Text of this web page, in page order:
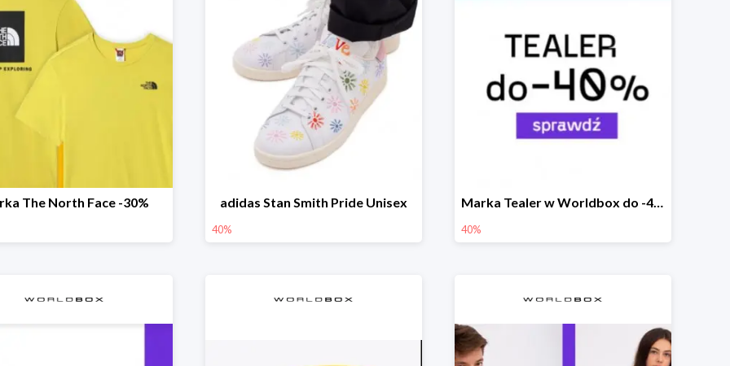
The North Face -30% adidas Stan Smith Pride Unisex
40%
Marka Tealer w Worldbox do -40%
40%